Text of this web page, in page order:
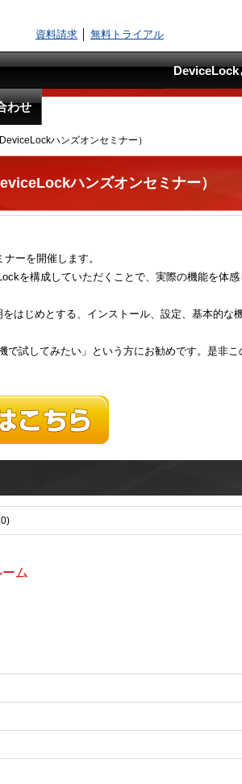
資料請求 無料トライアル
DeviceLock
わせ
ハンズオンセミナー）
ハンズオンセミナー）
ーを開催します。
を構成していただくことで、実際の機能を体感
はじめとする、インストール、設定、基本的な
で試してみたい」という方にお勧めです。是非こ
ム